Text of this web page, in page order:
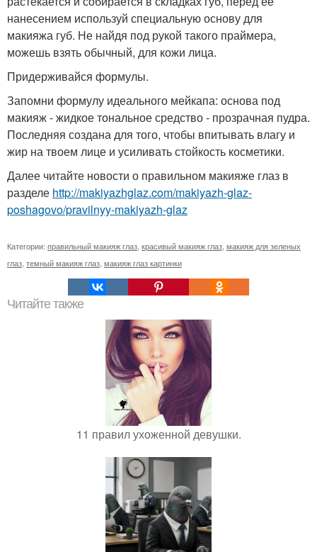
нанесением используй специальную основу для
макияжа губ. Не найдя под рукой такого праймера,
можешь взять обычный, для кожи лица.
Придерживайся формулы.
Запомни формулу идеального мейкапа: основа под
макияж - жидкое тональное средство - прозрачная пудра.
Последняя создана для того, чтобы впитывать влагу и
жир на твоем лице и усиливать стойкость косметики.
Далее читайте новости о правильном макияже глаз в
разделе http://makiyazhglaz.com/makiyazh-glaz-
poshagovo/pravilnyy-makiyazh-glaz
Категории: правильный макияж глаз красивый макияж глаз макияж для зеленых
глаз темный макияж глаз макияж глаз картинки
Читайте также
11 правил ухоженной девушки.